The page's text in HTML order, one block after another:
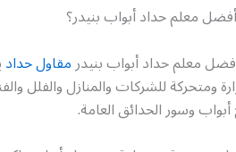
معلم حداد أبواب بنيدر؟
معلم حداد أبواب بنيدرمقاول حداد
ومتحركة للشركات والمنازل والفلل
وسور الحدائق العامة.